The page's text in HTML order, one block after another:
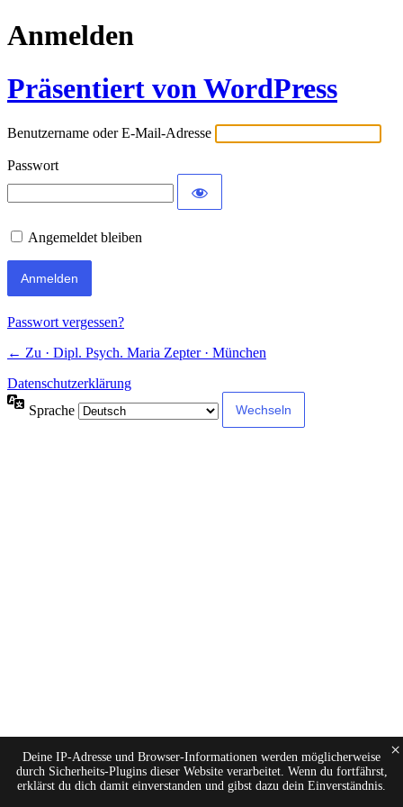
Anmelden
Präsentiert von WordPress
Benutzername oder E-Mail-Adresse
Passwort
Angemeldet bleiben
Passwort vergessen?
← Zu · Dipl. Psych. Maria Zepter · München
Datenschutzerklärung
Sprache
Deine IP-Adresse und Browser-Informationen werden möglicherweise
durch Sicherheits-Plugins dieser Website verarbeitet. Wenn du fortfährst,
erklärst du dich damit einverstanden und gibst dazu dein Einverständnis.
×